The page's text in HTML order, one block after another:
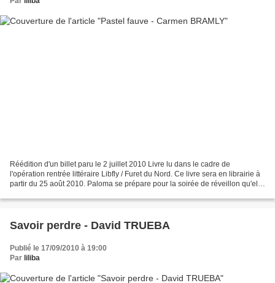
Réédition d'un billet paru le 2 juillet 2010 Livre lu dans le cadre de
l'opération rentrée littéraire Libfly / Furet du Nord. Ce livre sera en librairie à
partir du 25 août 2010. Paloma se prépare pour la soirée de réveillon qu'elle
Savoir perdre - David TRUEBA
Publié le 17/09/2010 à 19:00
Par liliba